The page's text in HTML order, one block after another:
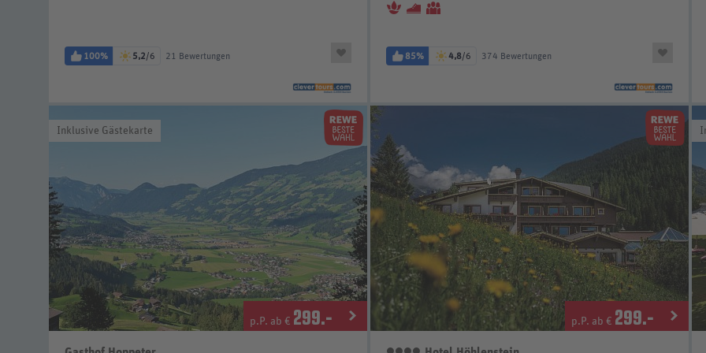
100% 5,2/6 21 Bewertungen 85% 4,8/6 374 Bewertungen
Inklusive Gästekarte
p.P. ab € 299.- p.P. ab € 299.-
4 Sterne